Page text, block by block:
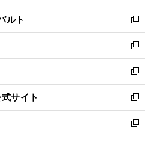
開
く
ウ
で
開
く
ン
ド
ウ
で
開
く
ウ
ィ
ン
ド
ウ
で
開
く
ルト
新
し
い
ウ
ィ
ン
ド
ウ
で
開
新
し
い
ウ
ィ
ン
ド
ウ
新
し
い
ウ
ィ
ン
サイト
新
し
い
ウ
新
し